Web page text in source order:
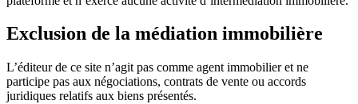
Exclusion de la médiation immobilière
L’éditeur de ce site n’agit pas comme agent immobilier et ne
participe pas aux négociations, contrats de vente ou accords
juridiques relatifs aux biens présentés.